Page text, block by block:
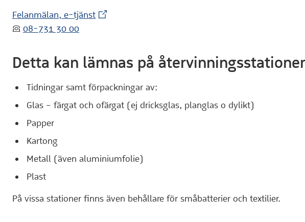
Felanmälan, e-tjänst(Extern webbplats)
:telefon: 08-731 30 00
Detta kan lämnas på
Tidningar samt förpackningar av:
Glas – färgat och ofärgat (ej dricksglas, planglas o dylikt)
Papper
Kartong
Metall (även aluminiumfolie)
Plast
På vissa stationer finns även behållare för småbatterier och textilier.